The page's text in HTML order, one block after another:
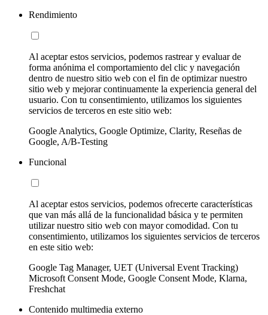
Rendimiento
Al aceptar estos servicios, podemos rastrear y evaluar de
forma anónima el comportamiento del clic y navegación
dentro de nuestro sitio web con el fin de optimizar nuestro
sitio web y mejorar continuamente la experiencia general del
usuario. Con tu consentimiento, utilizamos los siguientes
servicios de terceros en este sitio web:
Google Analytics, Google Optimize, Clarity, Reseñas de
Google, A/B-Testing
Funcional
Al aceptar estos servicios, podemos ofrecerte características
que van más allá de la funcionalidad básica y te permiten
utilizar nuestro sitio web con mayor comodidad. Con tu
consentimiento, utilizamos los siguientes servicios de terceros
en este sitio web:
Google Tag Manager, UET (Universal Event Tracking)
Microsoft Consent Mode, Google Consent Mode, Klarna,
Freshchat
Contenido multimedia externo